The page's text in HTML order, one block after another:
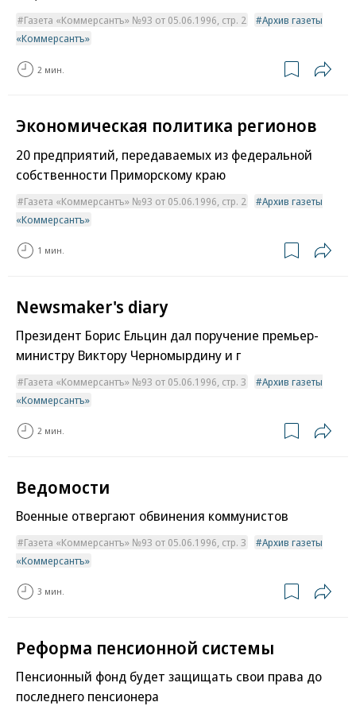
Газета «Коммерсантъ» №93 от 05.06.1996, стр. 2
Архив газеты
«Коммерсантъ»
2 мин.
Экономическая политика регионов
20 предприятий, передаваемых из федеральной
собственности Приморскому краю
Газета «Коммерсантъ» №93 от 05.06.1996, стр. 2
Архив газеты
«Коммерсантъ»
1 мин.
Newsmaker's diary
Президент Борис Ельцин дал поручение премьер-
министру Виктору Черномырдину и г
Газета «Коммерсантъ» №93 от 05.06.1996, стр. 3
Архив газеты
«Коммерсантъ»
2 мин.
Ведомости
Военные отвергают обвинения коммунистов
Газета «Коммерсантъ» №93 от 05.06.1996, стр. 3
Архив газеты
«Коммерсантъ»
3 мин.
Реформа пенсионной системы
Пенсионный фонд будет защищать свои права до
последнего пенсионера